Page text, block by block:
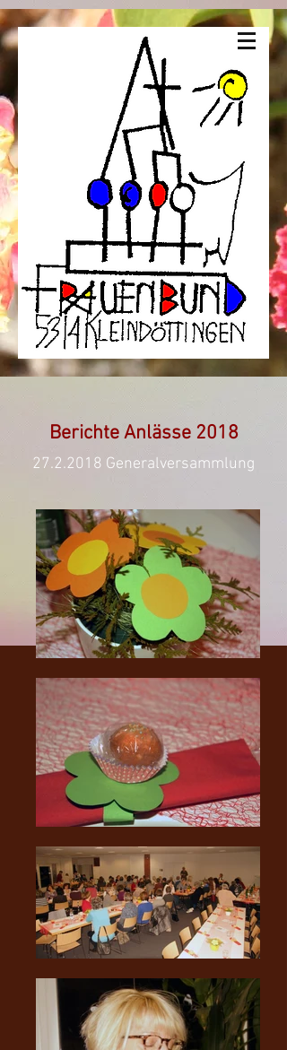
Berichte Anlässe 2018
27.2.2018 Generalversammlung